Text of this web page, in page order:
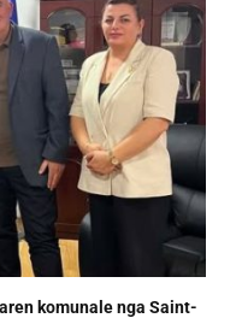
komunale nga Saint-